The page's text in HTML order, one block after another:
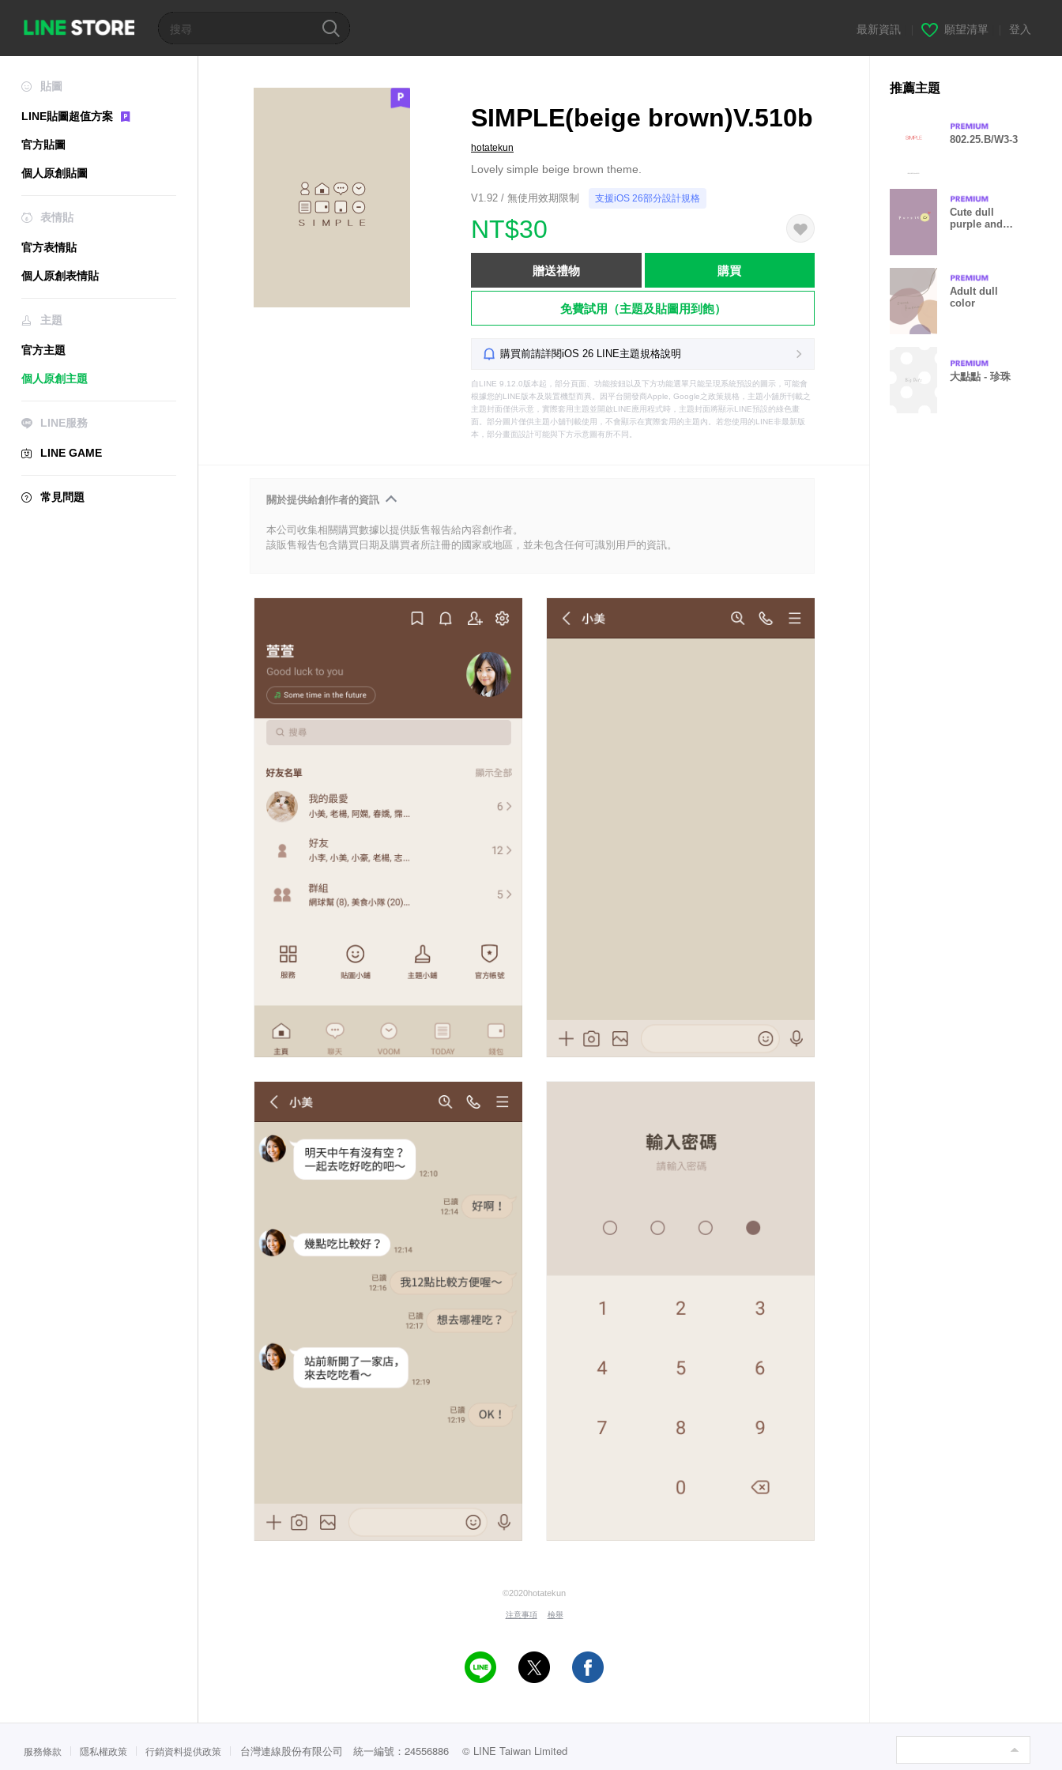
最新資訊 願望清單 登入
貼圖
LINE貼圖超值方案
官方貼圖
個人原創貼圖
表情貼
官方表情貼
個人原創表情貼
主題
官方主題
個人原創主題
LINE服務
LINE GAME
常見問題
SIMPLE(beige brown)V.510b
hotatekun
Lovely simple beige brown theme.
V1.92 / 無使用效期限制 支援iOS 26部分設計規格
NT$30
贈送禮物 購買
免費試用（主題及貼圖用到飽）
購買前請詳閱iOS 26 LINE主題規格說明
自LINE 9.12.0版本起，部分頁面、功能按鈕以及下方功能選單只能呈現系統預設的圖示，可能會
根據您的LINE版本及裝置機型而異。因平台開發商Apple, Google之政策規格，主題小舖所刊載之
主題封面僅供示意，實際套用主題並開啟LINE應用程式時，主題封面將顯示LINE預設的綠色畫
面。部分圖片僅供主題小舖刊載使用，不會顯示在實際套用的主題內。若您使用的LINE非最新版
本，部分畫面設計可能與下方示意圖有所不同。
關於提供給創作者的資訊
本公司收集相關購買數據以提供販售報告給內容創作者。
該販售報告包含購買日期及購買者所註冊的國家或地區，並未包含任何可識別用戶的資訊。
©2020hotatekun
注意事項 檢舉
推薦主題
802.25.B/W3-3
Cute dull
purple and
Adult dull
color
大點點 - 珍珠
服務條款 隱私權政策 行銷資料提供政策 台灣連線股份有限公司 統一編號：24556886 © LINE Taiwan Limited